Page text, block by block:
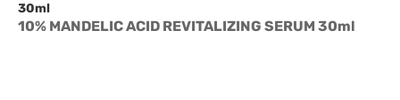
30ml
10% MANDELIC ACID REVITALIZING SERUM 30ml